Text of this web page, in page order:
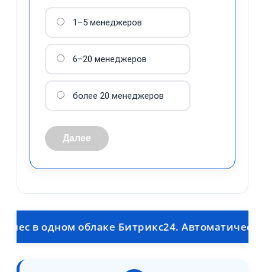
1–5 менеджеров
6–20 менеджеров
более 20 менеджеров
Далее
обработку персональных
облаке Битрикс24.